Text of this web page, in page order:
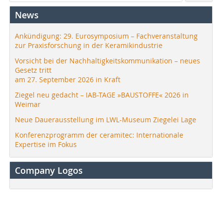
News
Ankündigung: 29. Eurosymposium – Fachveranstaltung
zur Praxisforschung in der Keramikindustrie
Vorsicht bei der Nachhaltigkeitskommunikation – neues
Gesetz tritt
am 27. September 2026 in Kraft
Ziegel neu gedacht – IAB-TAGE »BAUSTOFFE« 2026 in
Weimar
Neue Dauerausstellung im LWL-Museum Ziegelei Lage
Konferenzprogramm der ceramitec: Internationale
Expertise im Fokus
Company Logos